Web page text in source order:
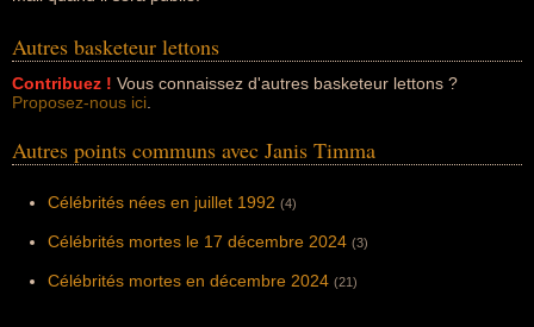
Autres basketeur lettons
Contribuez ! Vous connaissez d'autres basketeur lettons ?
Proposez-nous ici
Autres points communs avec Janis Timma
Célébrités nées en juillet 1992 (4)
Célébrités mortes le 17 décembre 2024 (3)
Célébrités mortes en décembre 2024 (21)